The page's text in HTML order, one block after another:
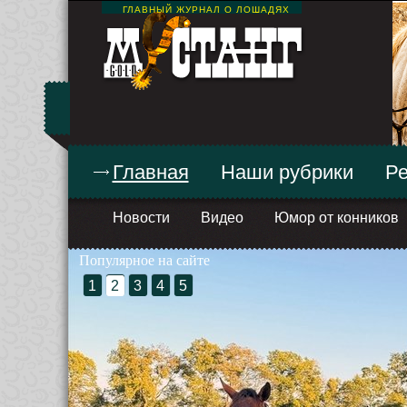
ГЛАВНЫЙ ЖУРНАЛ О ЛОШАДЯХ
Главная
Новости Видео Юмор от конников
Наши рубрики
Популярное на сайте
1
2 3 4 5